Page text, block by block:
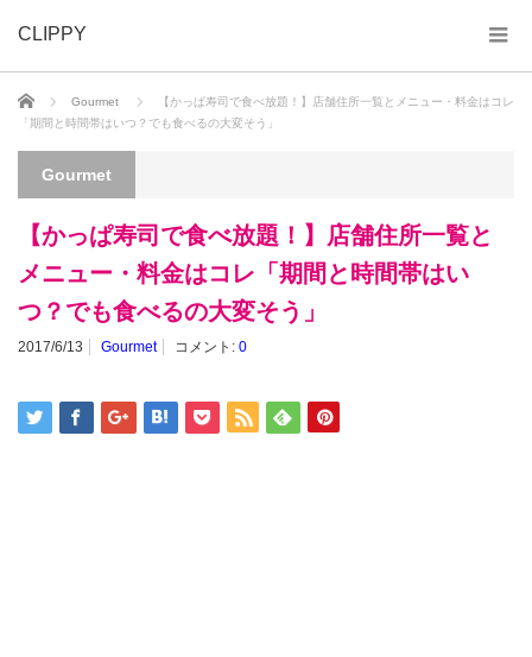
CLIPPY
ホーム Gourmet
【かっぱ寿司で食べ放題！】店舗住所一覧とメニュー・料金はコレ
「期間と時間帯はいつ？でも食べるの大変そう」
Gourmet
【かっぱ寿司で食べ放題！】店舗住所一覧と
メニュー・料金はコレ「期間と時間帯はい
つ？でも食べるの大変そう」
2017/6/13 Gourmet コメント: 0